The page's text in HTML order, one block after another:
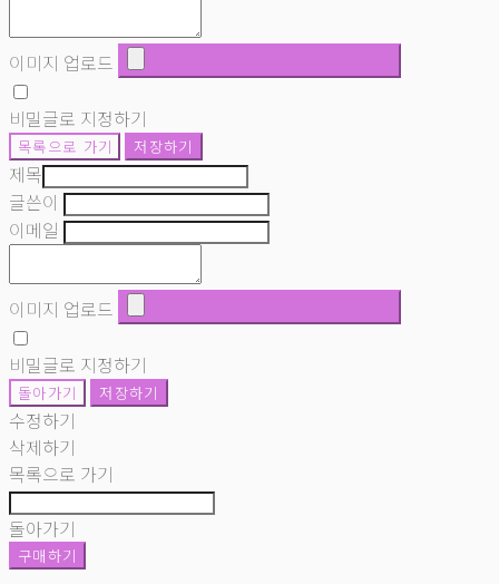
이미지 업로드
비밀글로 지정하기
목록으로 가기 저장하기
제목
글쓴이
이메일
이미지 업로드
비밀글로 지정하기
돌아가기 저장하기
수정하기
삭제하기
목록으로 가기
돌아가기
구매하기